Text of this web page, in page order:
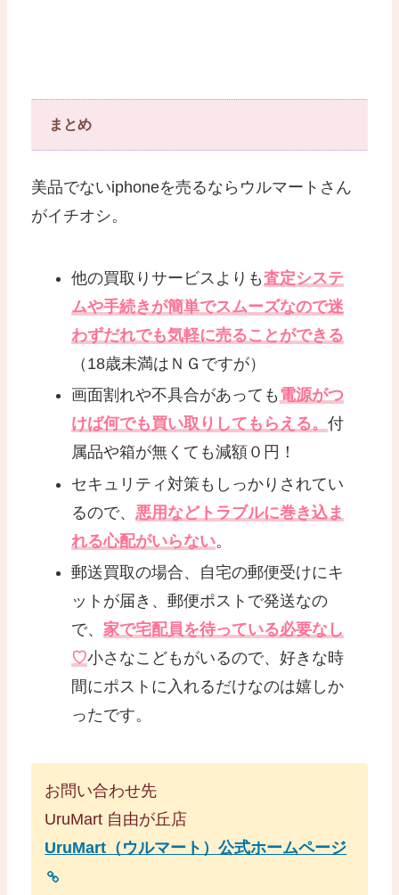
まとめ
美品でないiphoneを売るならウルマートさん
がイチオシ。
他の買取りサービスよりも査定システ
ムや手続きが簡単でスムーズなので迷
わずだれでも気軽に売ることができる
（18歳未満はＮＧですが）
画面割れや不具合があっても 電源がつ
けば何でも買い取りしてもらえる。付
属品や箱が無くても減額０円！
セキュリティ対策もしっかりされてい
るので、 悪用などトラブルに巻き込ま
れる心配がいらない。
郵送買取の場合、自宅の郵便受けにキ
ットが届き、郵便ポストで発送なの
で、家で宅配員を待っている必要なし
♡小さなこどもがいるので、好きな時
間にポストに入れるだけなのは嬉しか
ったです。
お問い合わせ先
UruMart 自由が丘店
UruMart（ウルマート）公式ホームページ